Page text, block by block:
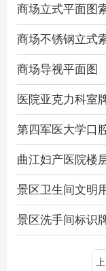
商场立式平面图
商场不锈钢立式
商场导视平面图
医院亚克力科室
第四军医大学口
曲江妇产医院楼
景区卫生间文明
景区洗手间标识